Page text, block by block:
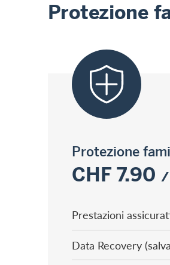
Protezione
Protezione
CHF 7.90 /
Prestazioni
Data Recovery